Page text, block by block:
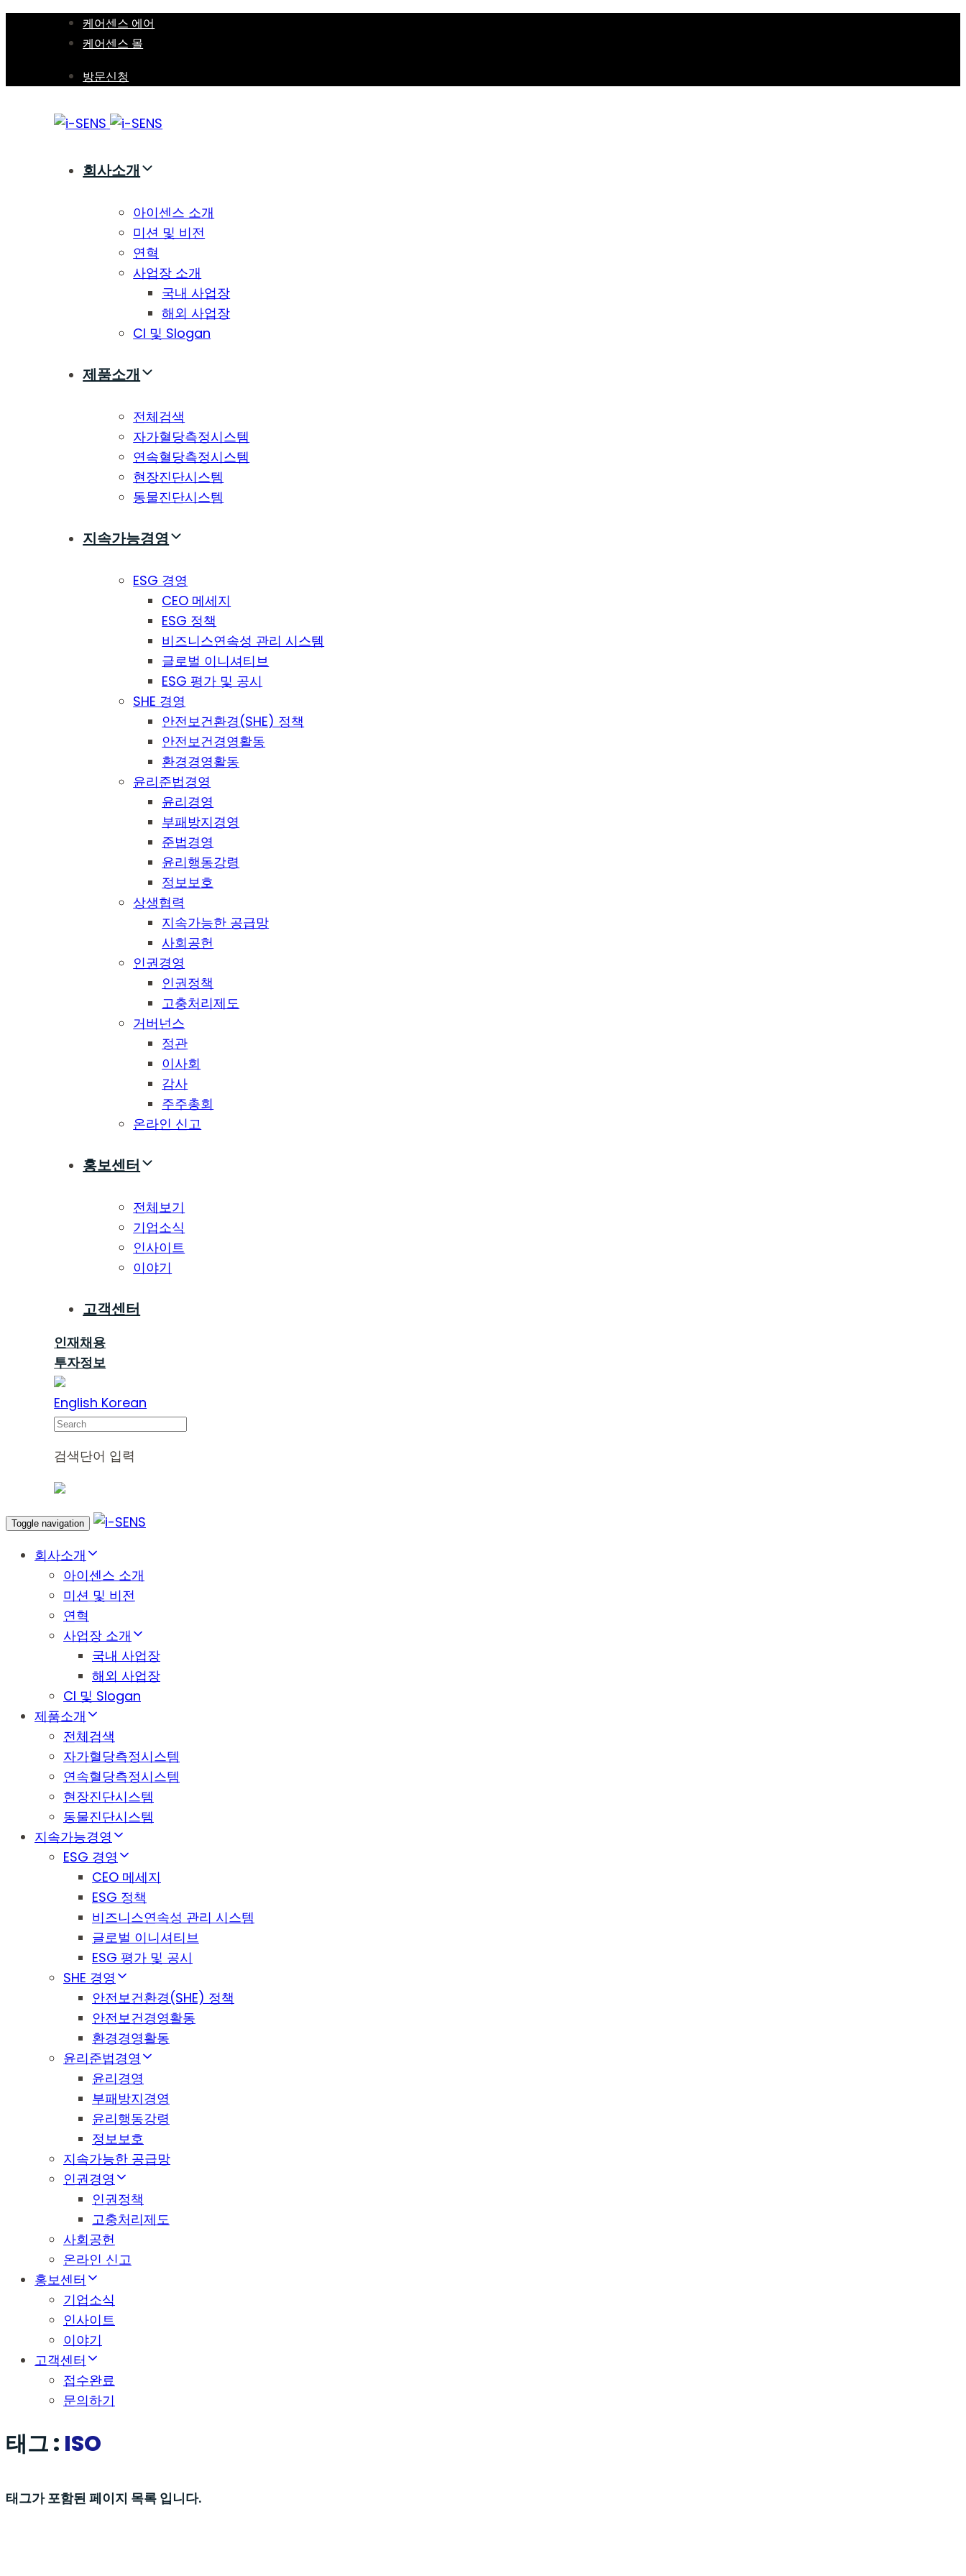
navigation
케어센스 에어
케어센스 몰
방문신청
회사소개
아이센스 소개
미션 및 비전
연혁
사업장 소개
국내 사업장
해외 사업장
CI 및 Slogan
제품소개
전체검색
자가혈당측정시스템
연속혈당측정시스템
현장진단시스템
동물진단시스템
지속가능경영
ESG 경영
CEO 메세지
ESG 정책
비즈니스연속성 관리 시스템
글로벌 이니셔티브
ESG 평가 및 공시
SHE 경영
안전보건환경(SHE) 정책
안전보건경영활동
환경경영활동
윤리준법경영
윤리경영
부패방지경영
준법경영
윤리행동강령
정보보호
상생협력
지속가능한 공급망
사회공헌
인권경영
인권정책
고충처리제도
거버넌스
정관
이사회
감사
주주총회
온라인 신고
홍보센터
전체보기
기업소식
인사이트
이야기
고객센터
인재채용
투자정보
English Korean
Search
검색단어 입력
Toggle navigation
회사소개
아이센스 소개
미션 및 비전
연혁
사업장 소개
국내 사업장
해외 사업장
CI 및 Slogan
제품소개
전체검색
자가혈당측정시스템
연속혈당측정시스템
현장진단시스템
동물진단시스템
지속가능경영
ESG 경영
CEO 메세지
ESG 정책
비즈니스연속성 관리 시스템
글로벌 이니셔티브
ESG 평가 및 공시
SHE 경영
안전보건환경(SHE) 정책
안전보건경영활동
환경경영활동
윤리준법경영
윤리경영
부패방지경영
윤리행동강령
정보보호
지속가능한 공급망
인권경영
인권정책
고충처리제도
사회공헌
온라인 신고
홍보센터
기업소식
인사이트
이야기
고객센터
접수완료
문의하기
태그 : ISO
태그가 포함된 페이지 목록 입니다.